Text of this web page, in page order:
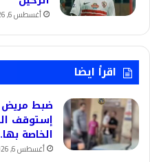
أغسطس 6, 2026
اقرأ ايضا
ضبط
إستوقف
الخاصة
أغسطس 6, 2026